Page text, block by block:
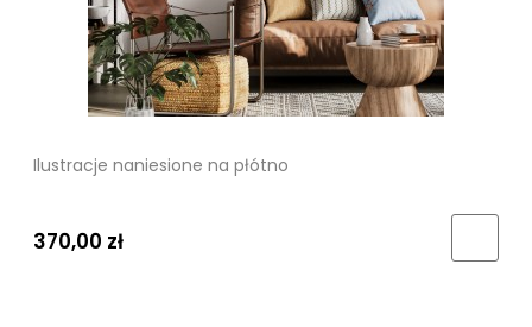
Ilustracje naniesione na płótno
370,00 zł